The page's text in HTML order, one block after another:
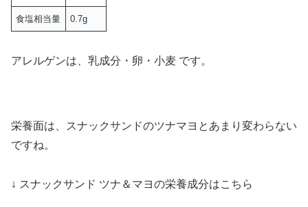
食塩相当量 0.7g
アレルゲンは、乳成分・卵・小麦 です。
栄養面は、スナックサンドのツナマヨとあまり変わらない
ですね。
↓ スナックサンド ツナ＆マヨの栄養成分はこちら